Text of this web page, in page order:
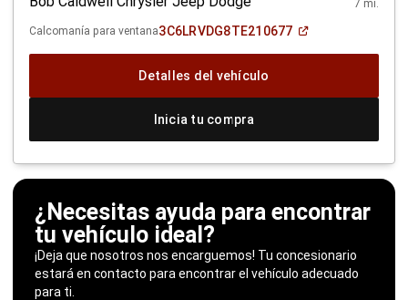
7 mi.
Calcomanía para ventana3C6LRVDG8TE210677
(Abrir
una
Detalles del vehículo
Inicia tu compra
¿Necesitas ayuda para encontrar
tu vehículo ideal?
¡Deja que nosotros nos encarguemos! Tu concesionario
estará en contacto para encontrar el vehículo adecuado
para ti.